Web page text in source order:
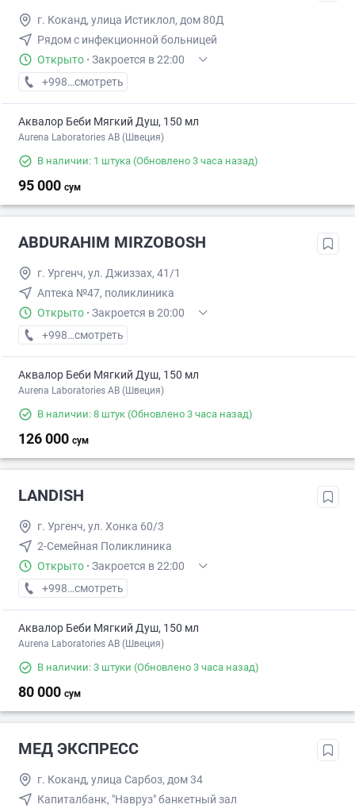
г. Коканд, улица Истиклол, дом 80Д
Рядом с инфекционной больницей
Открыто · Закроется в 22:00
+998 (98) XXX-XX-XX
смотреть
Аквалор Беби Мягкий Душ, 150 мл
Aurena Laboratories AB (Швеция)
В наличии: 1 штука (Обновлено 3 часа назад)
95 000 сум
ABDURAHIM MIRZOBOSH
г. Ургенч, ул. Джиззах, 41/1
Аптека №47, поликлиника
Открыто · Закроется в 20:00
+998 (99) XXX-XX-XX
смотреть
Аквалор Беби Мягкий Душ, 150 мл
Aurena Laboratories AB (Швеция)
В наличии: 8 штук (Обновлено 3 часа назад)
126 000 сум
LANDISH
г. Ургенч, ул. Хонка 60/3
2-Семейная Поликлиника
Открыто · Закроется в 22:00
+998 (62) XXX-XX-XX
смотреть
Аквалор Беби Мягкий Душ, 150 мл
Aurena Laboratories AB (Швеция)
В наличии: 3 штуки (Обновлено 3 часа назад)
80 000 сум
МЕД ЭКСПРЕСС
г. Коканд, улица Сарбоз, дом 34
Капиталбанк, "Навруз" банкетный зал